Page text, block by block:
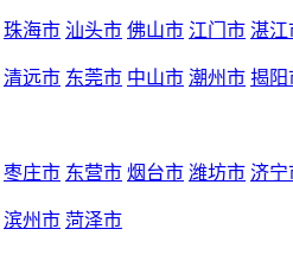
珠海市 汕头市 佛山市 江门市 湛江
清远市 东莞市 中山市 潮州市 揭阳
枣庄市 东营市 烟台市 潍坊市 济宁
滨州市 菏泽市